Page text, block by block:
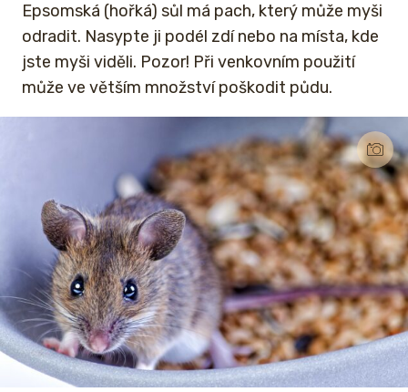
Epsomská (hořká) sůl má pach, který může myši
odradit. Nasypte ji podél zdí nebo na místa, kde
jste myši viděli. Pozor! Při venkovním použití
může ve větším množství poškodit půdu.